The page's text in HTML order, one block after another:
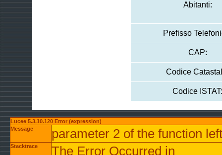
Abitanti:
Prefisso
CAP:
Codice
Codice ISTAT:
Lucee 5.3.10.120 Error (expression)
Message
parameter 2 of the function
Stacktrace
The Error Occurred in